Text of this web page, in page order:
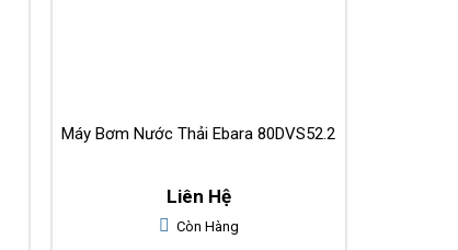
Máy Bơm Nước Thải Ebara 80DVS52.2
Liên Hệ
Còn Hàng